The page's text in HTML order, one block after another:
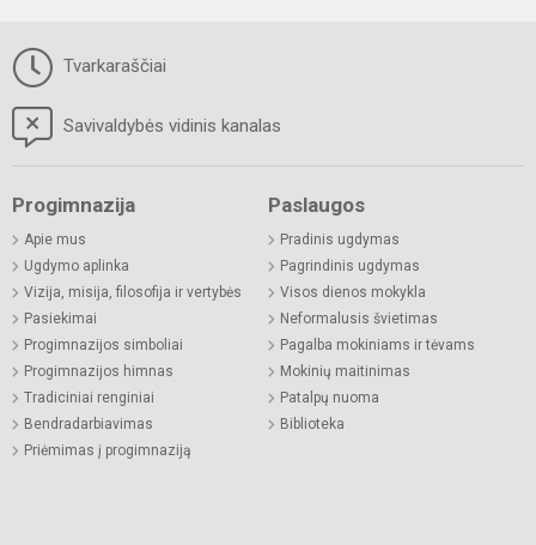
Tvarkaraščiai
Savivaldybės vidinis kanalas
Progimnazija
Apie mus
Ugdymo aplinka
Vizija, misija, filosofija ir vertybės
Pasiekimai
Progimnazijos simboliai
Progimnazijos himnas
Tradiciniai renginiai
Bendradarbiavimas
Priėmimas į progimnaziją
Paslaugos
Pradinis ugdymas
Pagrindinis ugdymas
Visos dienos mokykla
Neformalusis švietimas
Pagalba mokiniams ir tėvams
Mokinių maitinimas
Patalpų nuoma
Biblioteka